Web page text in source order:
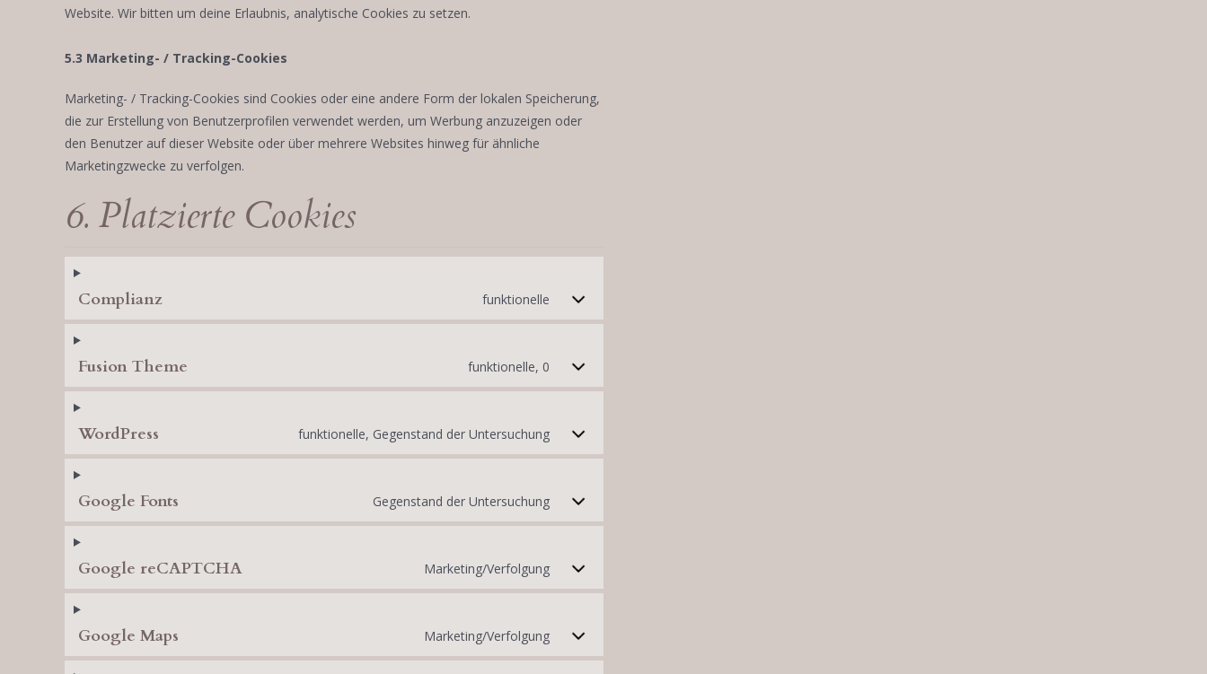
Website. Wir bitten um deine Erlaubnis, analytische Cookies zu setzen.
5.3 Marketing- / Tracking-Cookies
Marketing- / Tracking-Cookies sind Cookies oder eine andere Form der lokalen Speicherung,
die zur Erstellung von Benutzerprofilen verwendet werden, um Werbung anzuzeigen oder
den Benutzer auf dieser Website oder über mehrere Websites hinweg für ähnliche
Marketingzwecke zu verfolgen.
6. Platzierte Cookies
Complianz funktionelle
Fusion Theme funktionelle, 0
WordPress funktionelle, Gegenstand der Untersuchung
Google Fonts Gegenstand der Untersuchung
Google reCAPTCHA Marketing/Verfolgung
Google Maps Marketing/Verfolgung